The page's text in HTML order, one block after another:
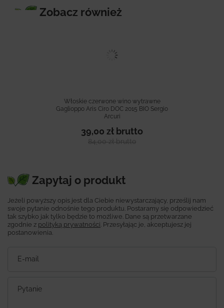
Zobacz również
Włoskie czerwone wino wytrawne
Gaglioppo Aris Ciro DOC 2015 BIO Sergio
Arcuri
84,00 złbrutto
39,00 zł brutto
Zapytaj o produkt
Jeżeli powyższy opis jest dla Ciebie niewystarczający, prześlij nam
swoje pytanie odnośnie tego produktu. Postaramy się odpowiedzieć
tak szybko jak tylko będzie to możliwe. Dane są przetwarzane
zgodnie z polityką prywatności. Przesyłając je, akceptujesz jej
postanowienia.
E-mail
Pytanie